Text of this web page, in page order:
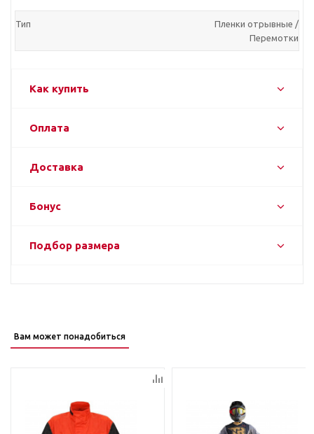
Тип
Пленки отрывные /
Перемотки
Как купить
Оплата
Доставка
Бонус
Подбор размера
Вам может понадобиться